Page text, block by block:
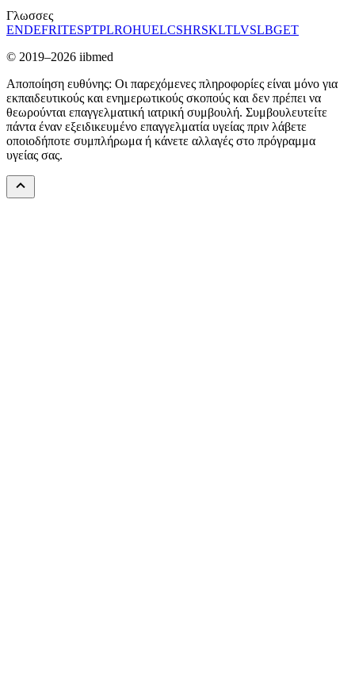
Γλωσσες
ENDEFRITESPTPLROHUELCSHRSKLTLVSLBGET
© 2019–2026 iibmed
Αποποίηση ευθύνης: Οι παρεχόμενες πληροφορίες είναι μόνο για
εκπαιδευτικούς και ενημερωτικούς σκοπούς και δεν πρέπει να
θεωρούνται επαγγελματική ιατρική συμβουλή. Συμβουλευτείτε
πάντα έναν εξειδικευμένο επαγγελματία υγείας πριν λάβετε
οποιοδήποτε συμπλήρωμα ή κάνετε αλλαγές στο πρόγραμμα
υγείας σας.